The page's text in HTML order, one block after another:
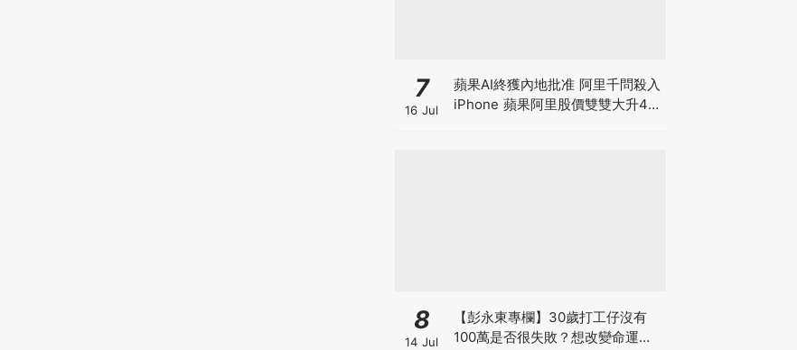
7
16 Jul
蘋果AI終獲內地批准 阿里千問殺入
iPhone 蘋果阿里股價雙雙大升4%
8
14 Jul
【彭永東專欄】30歲打工仔沒有
100萬是否很失敗？想改變命運應